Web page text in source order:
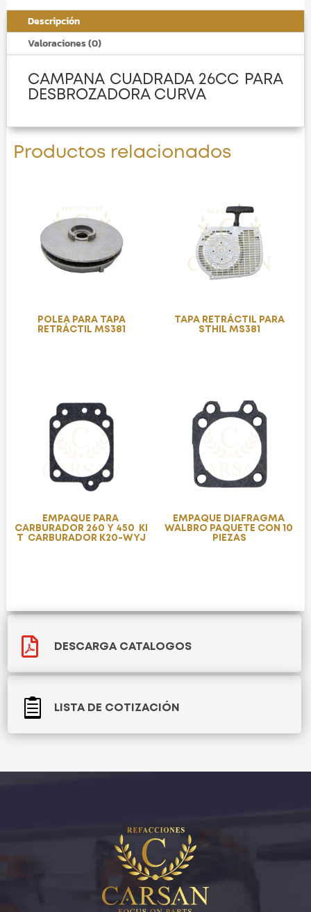
cantidad
Descripción
Valoraciones (0)
CAMPANA CUADRADA 26CC PARA
DESBROZADORA CURVA
Productos relacionados
POLEA PARA TAPA
RETRÁCTIL MS381
TAPA RETRÁCTIL PARA
STHIL MS381
EMPAQUE PARA
CARBURADOR 260 Y 450 KI
T CARBURADOR K20-WYJ
EMPAQUE DIAFRAGMA
WALBRO PAQUETE CON 10
PIEZAS
 DESCARGA CATALOGOS
 LISTA DE COTIZACIÓN